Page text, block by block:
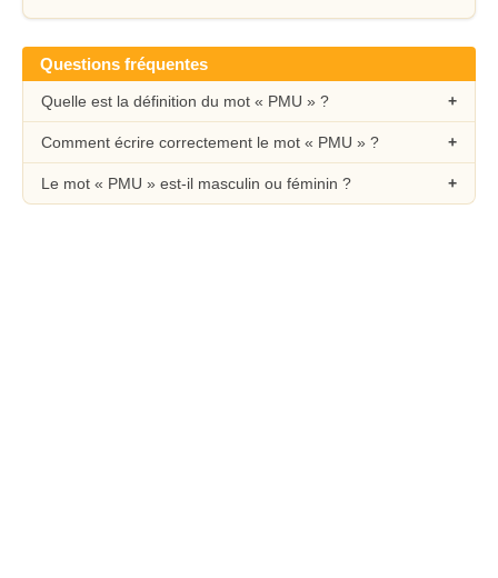
Questions fréquentes
Quelle est la définition du mot « PMU » ?
Comment écrire correctement le mot « PMU » ?
Le mot « PMU » est-il masculin ou féminin ?